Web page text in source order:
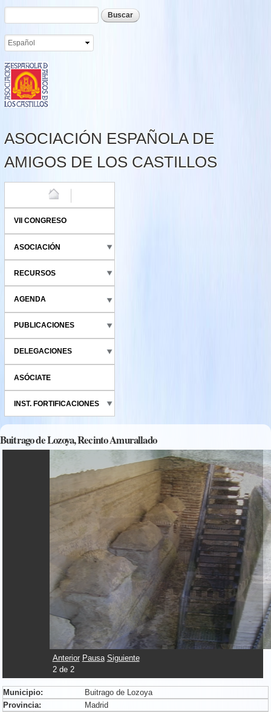
Pasar al
contenido
Formulario de búsqueda
Buscar
ASOCIACIÓN ESPAÑOLA DE
AMIGOS DE LOS CASTILLOS
VII CONGRESO
ASOCIACIÓN
RECURSOS
AGENDA
PUBLICACIONES
DELEGACIONES
ASÓCIATE
INST. FORTIFICACIONES
Buitrago de Lozoya, Recinto Amurallado
Anterior Pausa Siguiente
2de 2
Municipio:
Buitrago de Lozoya
Provincia:
Madrid